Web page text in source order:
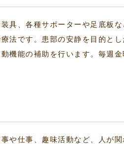
具、各種サポーターや足底板
法です。患部の安静を目的と
機能の補助を行います。毎週
や仕事、趣味活動など、人が